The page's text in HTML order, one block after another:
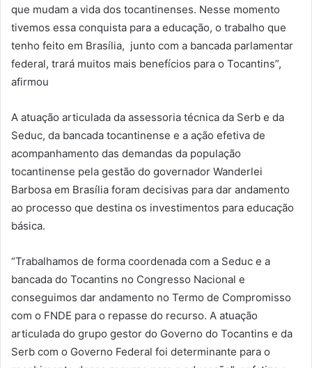
que mudam a vida dos tocantinenses. Nesse momento
tivemos essa conquista para a educação, o trabalho que
tenho feito em Brasília, junto com a bancada parlamentar
federal, trará muitos mais benefícios para o Tocantins”,
afirmou
A atuação articulada da assessoria técnica da Serb e da
Seduc, da bancada tocantinense e a ação efetiva de
acompanhamento das demandas da população
tocantinense pela gestão do governador Wanderlei
Barbosa em Brasília foram decisivas para dar andamento
ao processo que destina os investimentos para educação
básica.
“Trabalhamos de forma coordenada com a Seduc e a
bancada do Tocantins no Congresso Nacional e
conseguimos dar andamento no Termo de Compromisso
com o FNDE para o repasse do recurso. A atuação
articulada do grupo gestor do Governo do Tocantins e da
Serb com o Governo Federal foi determinante para o